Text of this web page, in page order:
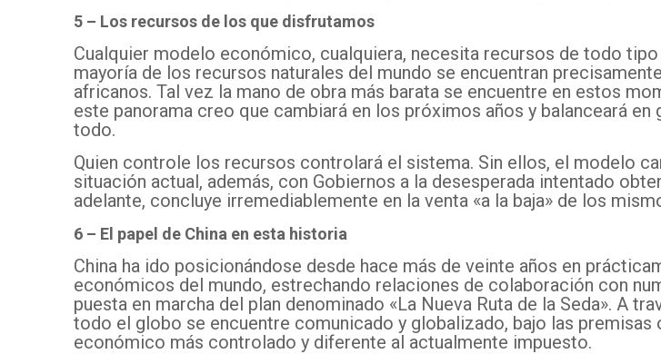
5 – Los recursos de los que disfrutamos
Cualquier modelo económico, cualquiera, necesita recursos de todo tipo
mayoría de los recursos naturales del mundo se encuentran
africanos. Tal vez la mano de obra más barata se encuentre en estos
este panorama creo que cambiará en los próximos años y balanceará en
todo.
Quien controle los recursos controlará el sistema. Sin ellos, el modelo
situación actual, además, con Gobiernos a la desesperada intentado
adelante, concluye irremediablemente en la venta «a la baja» de los
6 – El papel de China en esta historia
China ha ido posicionándose desde hace más de veinte años en
económicos del mundo, estrechando relaciones de colaboración con
puesta en marcha del plan denominado «La Nueva Ruta de la Seda». A
todo el globo se encuentre comunicado y globalizado, bajo las premisas
económico más controlado y diferente al actualmente impuesto.